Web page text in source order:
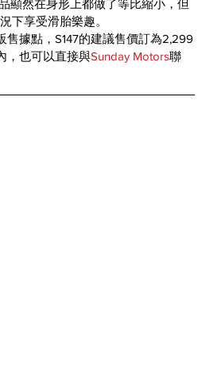
顯然在身形上都做了等比縮小，但
下享受滑胎樂趣。
據點，S147的建議售價訂為2,299
，也可以直接與Sunday Motors聯